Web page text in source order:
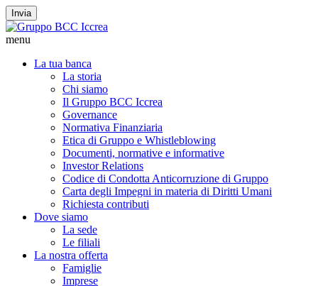
Invia
menu
La tua banca
La storia
Chi siamo
Il Gruppo BCC Iccrea
Governance
Normativa Finanziaria
Etica di Gruppo e Whistleblowing
Documenti, normative e informative
Investor Relations
Codice di Condotta Anticorruzione di Gruppo
Carta degli Impegni in materia di Diritti Umani
Richiesta contributi
Dove siamo
La sede
Le filiali
La nostra offerta
Famiglie
Imprese